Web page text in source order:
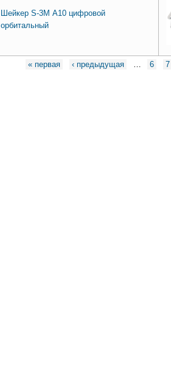
Шейкер S-3М А10 цифровой
орбитальный
Страницы
« первая ‹ предыдущая … 6 7